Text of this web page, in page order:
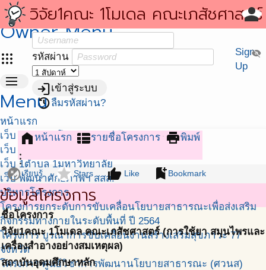
สถาบันนโยบายสาธารณะ (สนส. ม.อ.)
Owner Menu
apps
person มุมสมาชิก
รหัสผ่าน visibility_off
loginเข้าสู่ระบบ
restoreลืมรหัสผ่าน?
Sign
Up
menu
Menu
หน้าแรก
เว็บ สถาบันนโยบายสาธารณะ
เว็บ ศวนส.
เว็บ 1ตำบล 1มหาวิทยาลัย
เว็บ พัฒนาศักยภาพฯ สสส.
บริหารโครงการ
โครงการยกระดับการขับเคลื่อนโยบายสาธารณะเพื่อส่งเสริม
กิจกรรมทางกายในระดับพื้นที่ ปี 2564
โครงการ บูรณาการขับเคลื่อนงานสร้างเสริมสุขภาวะ 77
จังหวัด
โครงการ ศูนย์วิชาการพัฒนานโยบายสาธารณะ (ศวนส)
วิจัย1คณะ 1โมเดล คณะเภสัชศาสตร์
(การใช้ยา สมุนไพรและเครื่องสำอา
สมเหตุผล)
home หน้าแรก view_listรายชื่อโครงการ printพิมพ์
more_vert
person
flakyเรียนรู้ star Stars thumb_up Like bookmark_add Bookmark
ข้อมูลโครงการ
ชื่อโครงการ
วิจัย1คณะ 1โมเดล คณะเภสัชศาสตร์ (การใช้ยา สมุนไพรและ
เครื่องสำอางอย่างสมเหตุผล)
สถาบันอุดมศึกษาหลัก